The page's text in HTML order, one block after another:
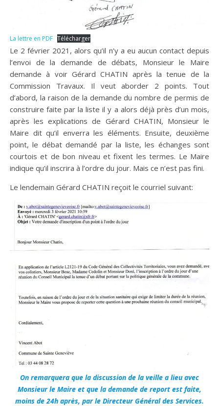
La lettre en PDF Télécharger
Le 2 février 2021, alors qu’il n’y a eu aucun contact depuis
l’envoi de la demande de débats, Monsieur le Maire
demande à voir Gérard CHATIN après la tenue de la
Commission Travaux. Il veut aborder 2 points. Tout
d’abord, la raison de la demande du nombre de permis de
construire faite par la liste il y a alors déjà près d’un mois,
après les explications de Gérard CHATIN, Monsieur le
Maire dit qu’il enverra les éléments. Ensuite, deuxième
point, le débat demandé par la liste, les échanges sont
courtois et de bon niveau et fixent les termes. Le Maire
indique qu’il inscrira à l’ordre du jour. Mais ce n’est pas fini.
Le lendemain Gérard CHATIN reçoit le courriel suivant:
On remarquera que la discussion de la veille a lieu avec
Monsieur le Maire et que la demande de report est faite,
moins de 24h après, par le Directeur Général des Services.